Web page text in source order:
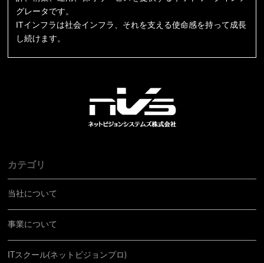
グレータです。
ITインフラは社会インフラ、それを支える使命感を持って成長
し続けます。
カテゴリ
当社について
事業について
ITスクール(ネットビジョンプロ)